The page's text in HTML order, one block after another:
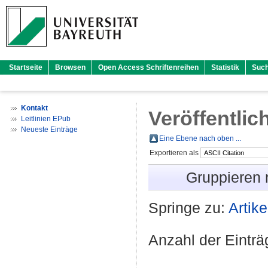
Startseite Browsen Open Access Schriftenreihen Statistik
Kontakt
Leitlinien EPub
Neueste Einträge
Eine Ebene nach oben ...
Exportieren als
Gruppieren
Springe zu:
Anzahl der